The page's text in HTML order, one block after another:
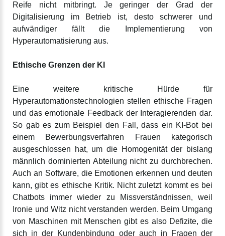
Reife nicht mitbringt. Je geringer der Grad der
Digitalisierung im Betrieb ist, desto schwerer und
aufwändiger fällt die Implementierung von
Hyperautomatisierung aus.
Ethische Grenzen der KI
Eine weitere kritische Hürde für
Hyperautomationstechnologien stellen ethische Fragen
und das emotionale Feedback der Interagierenden dar.
So gab es zum Beispiel den Fall, dass ein KI-Bot bei
einem Bewerbungsverfahren Frauen kategorisch
ausgeschlossen hat, um die Homogenität der bislang
männlich dominierten Abteilung nicht zu durchbrechen.
Auch an Software, die Emotionen erkennen und deuten
kann, gibt es ethische Kritik. Nicht zuletzt kommt es bei
Chatbots immer wieder zu Missverständnissen, weil
Ironie und Witz nicht verstanden werden. Beim Umgang
von Maschinen mit Menschen gibt es also Defizite, die
sich in der Kundenbindung oder auch in Fragen der